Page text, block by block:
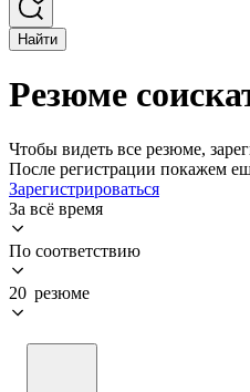
Найти
Резюме
Чтобы видеть все резюме,
После регистрации покажем
Зарегистрироваться
За всё время
По соответствию
20 резюме